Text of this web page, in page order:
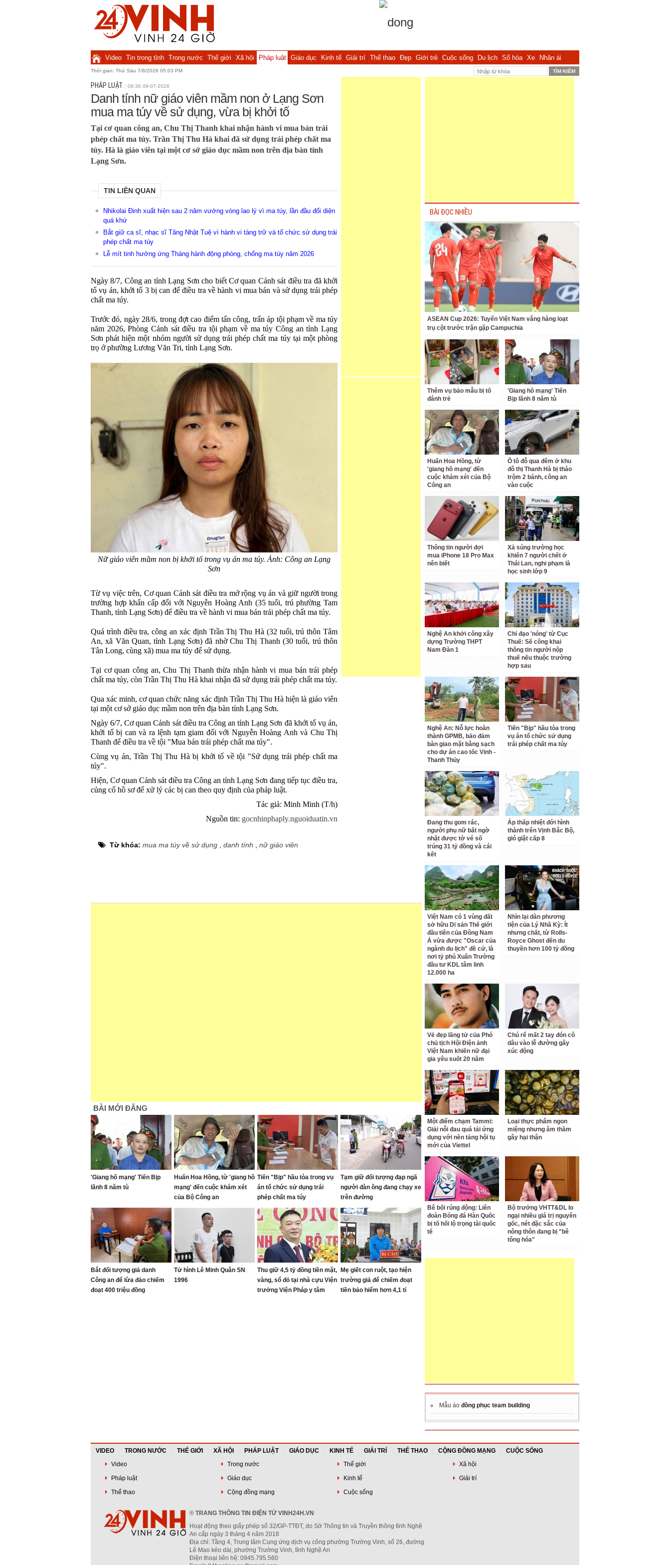
Video Tin trong tỉnh Trong nước Thế giới Xã hội Pháp luật Giáo dục Kinh tế Giải trí Thể thao Đẹp Giới trẻ Cuộc sống Du lịch Số hóa Xe Nhân ái
Thời gian: Thứ Sáu 7/8/2026 05:03 PM
PHÁP LUẬT 08:36 09-07-2026
Danh tính nữ giáo viên mầm non ở Lạng Sơn
mua ma túy về sử dụng, vừa bị khởi tố
Tại cơ quan công an, Chu Thị Thanh khai nhận hành vi mua bán trái
phép chất ma túy. Trần Thị Thu Hà khai đã sử dụng trái phép chất ma
túy. Hà là giáo viên tại một cơ sở giáo dục mầm non trên địa bàn tỉnh
Lạng Sơn.
TIN LIÊN QUAN
Nhikolai Đinh xuất hiện sau 2 năm vướng vòng lao lý vì ma túy, lần đầu đối diện
quá khứ
Bắt giữ ca sĩ, nhạc sĩ Tăng Nhật Tuệ vì hành vi tàng trữ và tổ chức sử dụng trái
phép chất ma túy
Lễ mít tinh hưởng ứng Tháng hành động phòng, chống ma túy năm 2026
Ngày 8/7, Công an tỉnh Lạng Sơn cho biết Cơ quan Cảnh sát điều tra đã khởi
tố vụ án, khởi tố 3 bị can để điều tra về hành vi mua bán và sử dụng trái phép
chất ma túy.
Trước đó, ngày 28/6, trong đợt cao điểm tấn công, trấn áp tội phạm về ma túy
năm 2026, Phòng Cảnh sát điều tra tội phạm về ma túy Công an tỉnh Lạng
Sơn phát hiện một nhóm người sử dụng trái phép chất ma túy tại một phòng
trọ ở phường Lương Văn Tri, tỉnh Lạng Sơn.
Nữ giáo viên mầm non bị khởi tố trong vụ án ma túy. Ảnh: Công an Lạng
Sơn
Từ vụ việc trên, Cơ quan Cảnh sát điều tra mở rộng vụ án và giữ người trong
trường hợp khẩn cấp đối với Nguyễn Hoàng Anh (35 tuổi, trú phường Tam
Thanh, tỉnh Lạng Sơn) để điều tra về hành vi mua bán trái phép chất ma túy.
Quá trình điều tra, công an xác định Trần Thị Thu Hà (32 tuổi, trú thôn Tâm
An, xã Văn Quan, tỉnh Lạng Sơn) đã nhờ Chu Thị Thanh (30 tuổi, trú thôn
Tân Long, cùng xã) mua ma túy để sử dụng.
Tại cơ quan công an, Chu Thị Thanh thừa nhận hành vi mua bán trái phép
chất ma túy, còn Trần Thị Thu Hà khai nhận đã sử dụng trái phép chất ma túy.
Qua xác minh, cơ quan chức năng xác định Trần Thị Thu Hà hiện là giáo viên
tại một cơ sở giáo dục mầm non trên địa bàn tỉnh Lạng Sơn.
Ngày 6/7, Cơ quan Cảnh sát điều tra Công an tỉnh Lạng Sơn đã khởi tố vụ án,
khởi tố bị can và ra lệnh tạm giam đối với Nguyễn Hoàng Anh và Chu Thị
Thanh để điều tra về tội "Mua bán trái phép chất ma túy".
Cùng vụ án, Trần Thị Thu Hà bị khởi tố về tội "Sử dụng trái phép chất ma
túy".
Hiện, Cơ quan Cảnh sát điều tra Công an tỉnh Lạng Sơn đang tiếp tục điều tra,
củng cố hồ sơ để xử lý các bị can theo quy định của pháp luật.
Tác giả: Minh Minh (T/h)
Nguồn tin: gocnhinphaply.nguoiduatin.vn
Từ khóa: mua ma túy về sử dụng danh tính nữ giáo viên
BÀI MỚI ĐĂNG
'Giang hồ mạng' Tiến Bịp
lãnh 8 năm tù
Huấn Hoa Hồng, từ 'giang hồ
mạng' đến cuộc khám xét
của Bộ Công an
Tiến "Bịp" hầu tòa trong vụ
án tổ chức sử dụng trái
phép chất ma túy
Tạm giữ đối tượng đạp ngã
người đàn ông đang chạy xe
trên đường
Bắt đối tượng giả danh
Công an để lừa đảo chiếm
đoạt 400 triệu đồng
Tử hình Lê Minh Quân SN
1996
Thu giữ 4,5 tỷ đồng tiền mặt,
vàng, sổ đỏ tại nhà cựu Viện
trưởng Viện Pháp y tâm
Mẹ giết con ruột, tạo hiện
trường giả để chiếm đoạt
tiền bảo hiểm hơn 4,1 tỉ
BÀI ĐỌC NHIỀU
ASEAN Cup 2026: Tuyển Việt Nam vắng hàng loạt
trụ cột trước trận gặp Campuchia
Thêm vụ bảo mẫu bị tố
đánh trẻ
'Giang hồ mạng' Tiến
Bịp lãnh 8 năm tù
Huấn Hoa Hồng, từ
'giang hồ mạng' đến
cuộc khám xét của Bộ
Công an
Ô tô đỗ qua đêm ở khu
đô thị Thanh Hà bị tháo
trộm 2 bánh, công an
vào cuộc
Thông tin người đợi
mua iPhone 18 Pro Max
nên biết
Xả súng trường học
khiến 7 người chết ở
Thái Lan, nghi phạm là
học sinh lớp 9
Nghệ An khởi công xây
dựng Trường THPT
Nam Đàn 1
Chỉ đạo 'nóng' từ Cục
Thuế: Sẽ công khai
thông tin người nộp
thuế nếu thuộc trường
hợp sau
Nghệ An: Nỗ lực hoàn
thành GPMB, bảo đảm
bàn giao mặt bằng sạch
cho dự án cao tốc Vinh -
Thanh Thủy
Tiến "Bịp" hầu tòa trong
vụ án tổ chức sử dụng
trái phép chất ma túy
Đang thu gom rác,
người phụ nữ bất ngờ
nhặt được tờ vé số
trúng 31 tỷ đồng và cái
kết
Áp thấp nhiệt đới hình
thành trên Vịnh Bắc Bộ,
gió giật cấp 8
Việt Nam có 1 vùng đất
sở hữu Di sản Thế giới
đầu tiên của Đông Nam
Á vừa được "Oscar của
ngành du lịch" đề cử, là
nơi tỷ phú Xuân Trường
đầu tư KDL tâm linh
12.000 ha
Nhìn lại dàn phương
tiện của Lý Nhã Kỳ: Ít
nhưng chất, từ Rolls-
Royce Ghost đến du
thuyền hơn 100 tỷ đồng
Vẻ đẹp lãng tử của Phó
chủ tịch Hội Điện ảnh
Việt Nam khiến nữ đại
gia yêu suốt 20 năm
Chú rể mất 2 tay đón cô
dâu vào lễ đường gây
xúc động
Một điểm chạm Tammi:
Giải nỗi đau quá tải ứng
dụng với nền tảng hội tụ
mới của Viettel
Loại thực phẩm ngon
miệng nhưng âm thầm
gây hại thận
Bê bối rúng động: Liên
đoàn Bóng đá Hàn Quốc
bị tố hối lộ trọng tài quốc
tế
Bộ trưởng VHTT&DL lo
ngại nhiều giá trị nguyên
gốc, nét đặc sắc của
nông thôn đang bị "bê
tông hóa"
Mẫu áo đồng phục team building
VIDEO TRONG NƯỚC THẾ GIỚI XÃ HỘI PHÁP LUẬT GIÁO DỤC KINH TẾ GIẢI TRÍ THỂ THAO CỘNG ĐỒNG MẠNG
CUỘC SỐNG
Video
Trong nước Thế giới
Xã hội
Pháp luật
Giáo dục Kinh tế
Giải trí
Thể thao
Cộng đồng mạng Cuộc sống
® TRANG THÔNG TIN ĐIỆN TỬ VINH24H.VN
Hoạt động theo giấy phép số 32/GP-TTĐT, do Sở Thông tin và Truyền thông tỉnh Nghệ
An cấp ngày 3 tháng 4 năm 2018
Địa chỉ: Tầng 4, Trung tâm Cung ứng dịch vụ công phường Trường Vinh, số 26, đường
Lê Mao kéo dài, phường Trường Vinh, tỉnh Nghệ An
Điện thoại liên hệ: 0945.795.560